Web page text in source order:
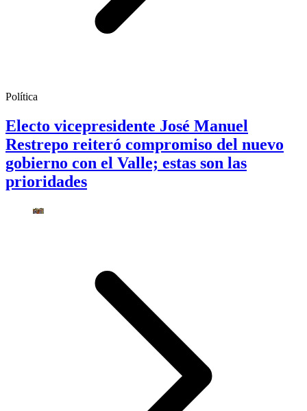
Política
Electo vicepresidente José Manuel
Restrepo reiteró compromiso del nuevo
gobierno con el Valle; estas son las
prioridades